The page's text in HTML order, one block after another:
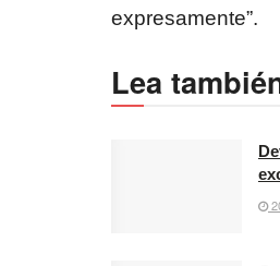
expresamente”.
Lea